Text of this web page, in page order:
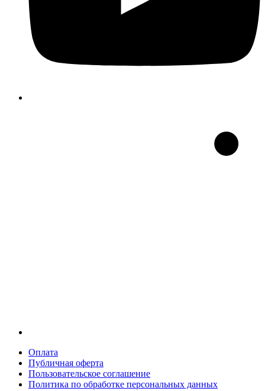
Оплата
Публичная оферта
Пользовательское соглашение
Политика по обработке персональных данных